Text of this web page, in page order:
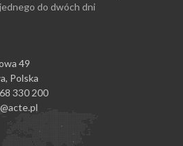
do dwóch dni
49
Polska
330 200